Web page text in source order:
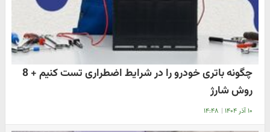
چگونه باتری خودرو را در شرایط اضطراری تست کنیم + 8
روش شارژ
۱۰ آذر ۱۴۰۴ | ۱۴:۴۸